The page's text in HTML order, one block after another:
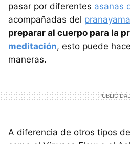
pasar por diferentes asanas
acompañadas del
preparar al cuerpo para la
meditación, esto puede
maneras.
A diferencia de otros tipos